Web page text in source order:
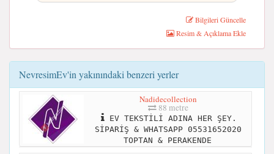
Bilgileri Güncelle
Resim & Açıklama Ekle
NevresimEv'in yakınındaki benzeri yerler
Nadidecollection
88 metre
EV TEKSTİLİ ADINA HER ŞEY.
SİPARİŞ & WHATSAPP 05531652020
TOPTAN & PERAKENDE